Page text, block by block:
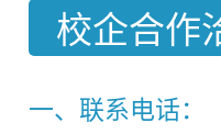
校企合作
一、联系电话：